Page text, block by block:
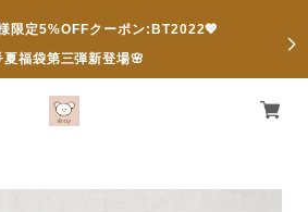
限定5%OFFクーポン:BT2022💖
夏福袋第三弾新登場🌸